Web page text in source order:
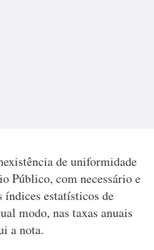
de uniformidade
Público, com necessário e
estatísticos de
modo, nas taxas anuais
a nota.